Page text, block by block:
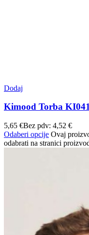
Dodaj
Kimood Torba
5,65 €Bez pdv: 4,52 €
Odaberi opcije Ovaj
odabrati na stranici